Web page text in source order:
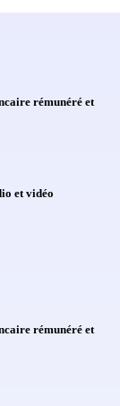
rémunéré et
et vidéo
rémunéré et